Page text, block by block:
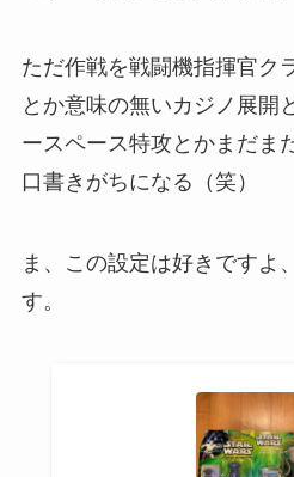
ただ作戦を戦闘機指揮官ク
とか意味の無いカジノ展開
ースペース特攻とかまだま
口書きがちになる（笑）
ま、この設定は好きですよ
す。